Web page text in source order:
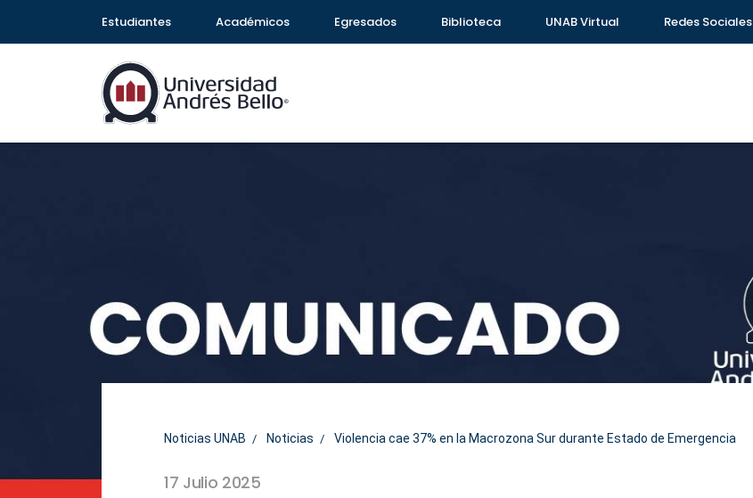
Estudiantes Académicos Egresados Biblioteca UNAB Virtual Redes Sociales
Noticias UNAB Noticias Violencia cae 37% en la Macrozona Sur durante Estado de Emergencia
17 Julio 2025